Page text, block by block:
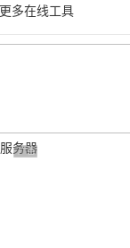
更多在线工具
广告 商业广告，理性选择